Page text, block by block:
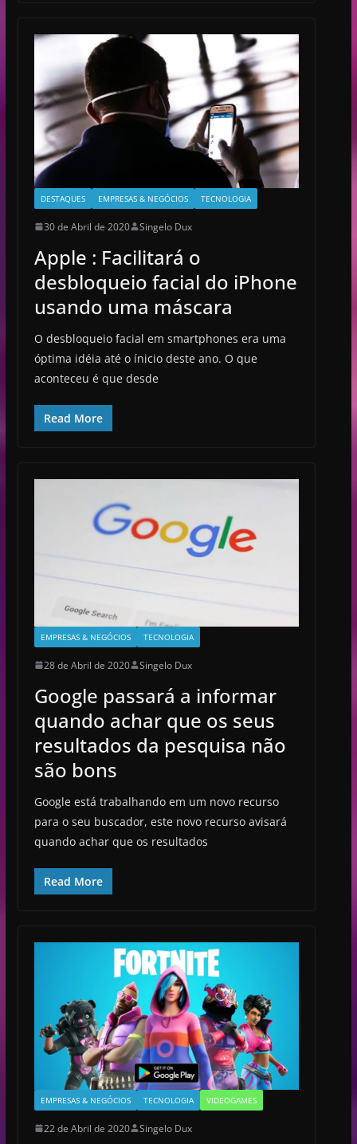
DESTAQUES EMPRESAS & NEGÓCIOS TECNOLOGIA
30 de Abril de 2020 Singelo Dux
Apple : Facilitará o
desbloqueio facial do iPhone
usando uma máscara
O desbloqueio facial em smartphones era uma
óptima idéia até o ínicio deste ano. O que
aconteceu é que desde
Read More
EMPRESAS & NEGÓCIOS TECNOLOGIA
28 de Abril de 2020 Singelo Dux
Google passará a informar
quando achar que os seus
resultados da pesquisa não
são bons
Google está trabalhando em um novo recurso
para o seu buscador, este novo recurso avisará
quando achar que os resultados
Read More
EMPRESAS & NEGÓCIOS TECNOLOGIA VIDEOGAMES
22 de Abril de 2020 Singelo Dux